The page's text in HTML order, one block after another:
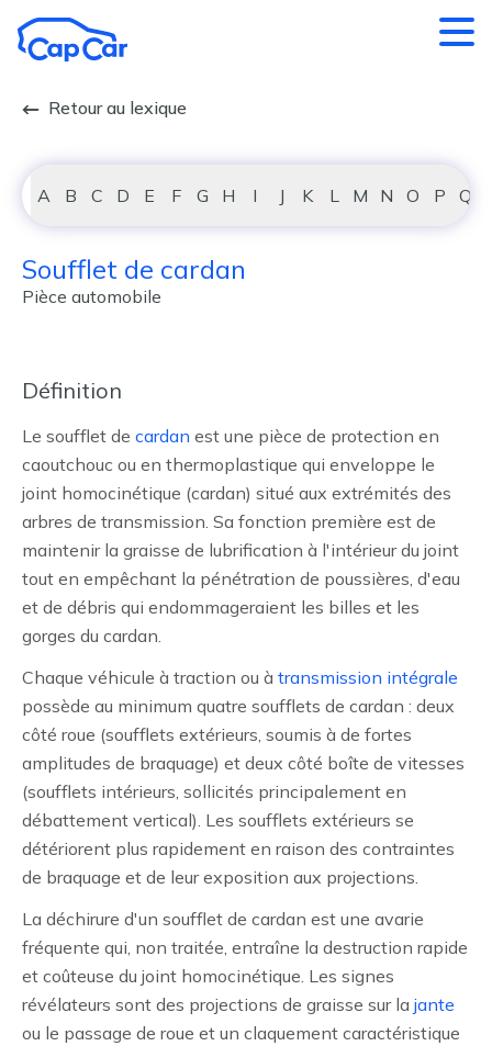
Retour au lexique
A B C D E F G H I J K L M N O P Q
Soufflet de cardan
Pièce automobile
Définition
Le soufflet de cardan est une pièce de protection en
caoutchouc ou en thermoplastique qui enveloppe le
joint homocinétique (cardan) situé aux extrémités des
arbres de transmission. Sa fonction première est de
maintenir la graisse de lubrification à l'intérieur du joint
tout en empêchant la pénétration de poussières, d'eau
et de débris qui endommageraient les billes et les
gorges du cardan.
Chaque véhicule à traction ou à transmission intégrale
possède au minimum quatre soufflets de cardan : deux
côté roue (soufflets extérieurs, soumis à de fortes
amplitudes de braquage) et deux côté boîte de vitesses
(soufflets intérieurs, sollicités principalement en
débattement vertical). Les soufflets extérieurs se
détériorent plus rapidement en raison des contraintes
de braquage et de leur exposition aux projections.
La déchirure d'un soufflet de cardan est une avarie
fréquente qui, non traitée, entraîne la destruction rapide
et coûteuse du joint homocinétique. Les signes
révélateurs sont des projections de graisse sur la jante
ou le passage de roue et un claquement caractéristique